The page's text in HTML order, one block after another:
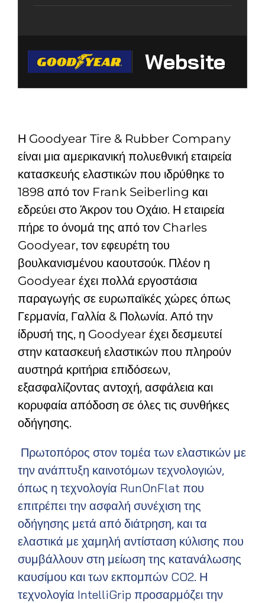
Website
Η Goodyear Tire & Rubber Company
είναι μια αμερικανική πολυεθνική εταιρεία
κατασκευής ελαστικών που ιδρύθηκε το
1898 από τον Frank Seiberling και
εδρεύει στο Άκρον του Οχάιο. Η εταιρεία
πήρε το όνομά της από τον Charles
Goodyear, τον εφευρέτη του
βουλκανισμένου καουτσούκ. Πλέον η
Goodyear έχει πολλά εργοστάσια
παραγωγής σε ευρωπαϊκές χώρες όπως
Γερμανία, Γαλλία & Πολωνία. Από την
ίδρυσή της, η Goodyear έχει δεσμευτεί
στην κατασκευή ελαστικών που πληρούν
αυστηρά κριτήρια επιδόσεων,
εξασφαλίζοντας αντοχή, ασφάλεια και
κορυφαία απόδοση σε όλες τις συνθήκες
οδήγησης.
Πρωτοπόρος στον τομέα των ελαστικών με
την ανάπτυξη καινοτόμων τεχνολογιών,
όπως η τεχνολογία RunOnFlat που
επιτρέπει την ασφαλή συνέχιση της
οδήγησης μετά από διάτρηση, και τα
ελαστικά με χαμηλή αντίσταση κύλισης που
συμβάλλουν στη μείωση της κατανάλωσης
καυσίμου και των εκπομπών CO2. Η
τεχνολογία IntelliGrip προσαρμόζει την